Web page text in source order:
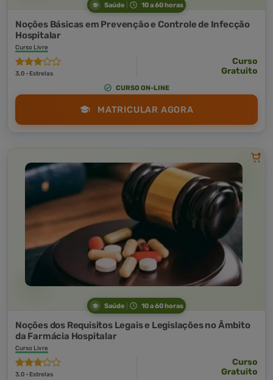
Saúde 10 a 60 horas
Noções Básicas em Prevenção e Controle de Infecção
Hospitalar
Curso Livre
3,0 · Estrelas
Curso
Gratuito
CURSO ON-LINE
MATRICULAR AGORA
Saúde 10 a 60 horas
Noções dos Requisitos Legais e Legislações no Âmbito
da Farmácia Hospitalar
Curso Livre
3,0 · Estrelas
Curso
Gratuito